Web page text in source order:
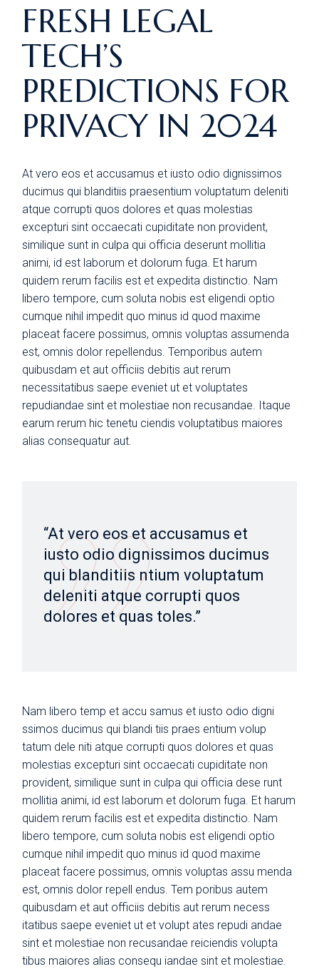
FRESH LEGAL
TECH’S
PREDICTIONS FOR
PRIVACY IN 2024
At vero eos et accusamus et iusto odio dignissimos
ducimus qui blanditiis praesentium voluptatum deleniti
atque corrupti quos dolores et quas molestias
excepturi sint occaecati cupiditate non provident,
similique sunt in culpa qui officia deserunt mollitia
animi, id est laborum et dolorum fuga. Et harum
quidem rerum facilis est et expedita distinctio. Nam
libero tempore, cum soluta nobis est eligendi optio
cumque nihil impedit quo minus id quod maxime
placeat facere possimus, omnis voluptas assumenda
est, omnis dolor repellendus. Temporibus autem
quibusdam et aut officiis debitis aut rerum
necessitatibus saepe eveniet ut et voluptates
repudiandae sint et molestiae non recusandae. Itaque
earum rerum hic tenetu ciendis voluptatibus maiores
alias consequatur aut.
“At vero eos et accusamus et
iusto odio dignissimos ducimus
qui blanditiis ntium voluptatum
deleniti atque corrupti quos
dolores et quas toles.”
Nam libero temp et accu samus et iusto odio digni
ssimos ducimus qui blandi tiis praes entium volup
tatum dele niti atque corrupti quos dolores et quas
molestias excepturi sint occaecati cupiditate non
provident, similique sunt in culpa qui officia dese runt
mollitia animi, id est laborum et dolorum fuga. Et harum
quidem rerum facilis est et expedita distinctio. Nam
libero tempore, cum soluta nobis est eligendi optio
cumque nihil impedit quo minus id quod maxime
placeat facere possimus, omnis voluptas assu menda
est, omnis dolor repell endus. Tem poribus autem
quibusdam et aut officiis debitis aut rerum necess
itatibus saepe eveniet ut et volupt ates repudi andae
sint et molestiae non recusandae reiciendis volupta
tibus maiores alias consequ iandae sint et molestiae.